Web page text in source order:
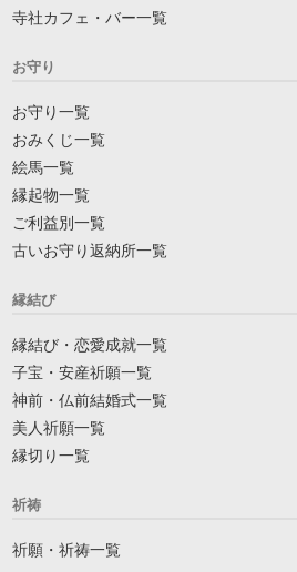
寺社カフェ・バー一覧
お守り
お守り一覧
おみくじ一覧
絵馬一覧
縁起物一覧
ご利益別一覧
古いお守り返納所一覧
縁結び
縁結び・恋愛成就一覧
子宝・安産祈願一覧
神前・仏前結婚式一覧
美人祈願一覧
縁切り一覧
祈祷
祈願・祈祷一覧